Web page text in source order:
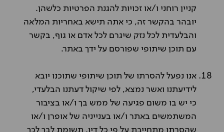
קניין רוחני ו/או זכויות להגנת הפרטיות כלשהן.
יובהר בהקשר זה, כי אתה תישא באחריות המלאה
והבלעדית לכל נזק שיגרם לכל אדם או גוף, בקשר
עם תוכן שיתופי שפורסם על ידך באתר.
אנו נפעל להסרתו של תוכן שיתופי שתוכנו יובא
לידיעתנו ואשר נמצא, לפי שיקול דעתנו הבלעדי,
כי יש בו משום פגיעה של ממש בך ו/או בציבור
המשתמשים באתר ו/או בענייניה של אופרן ו/או
שהסרתו מתחייבת על פי כל דין. תשומת לבך לכך